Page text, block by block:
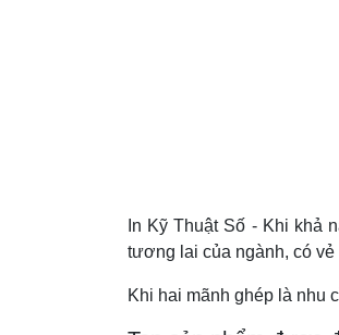
In Kỹ Thuật Số - Khi khả
tương lai của ngành, có vẻ
Khi hai mãnh ghép là nhu